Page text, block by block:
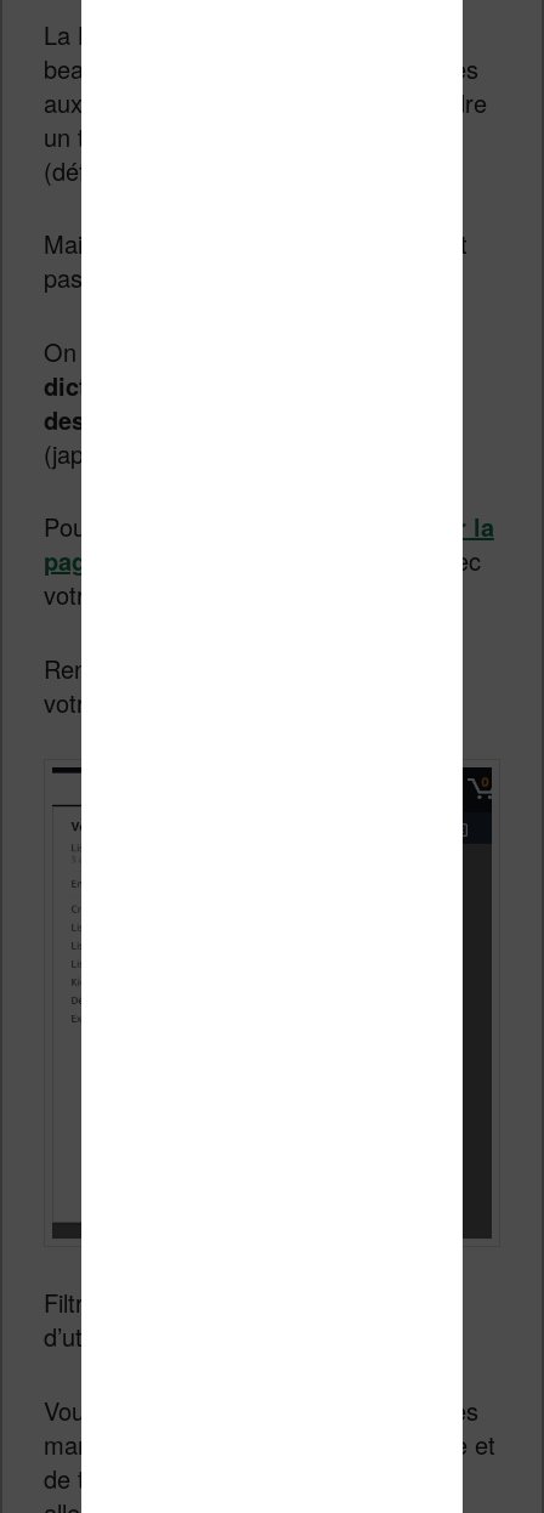
La Kindle est une liseuse qui propose
beaucoup de choses en matière d’accès
aux informations pour mieux comprendre
un texte en français et en anglais
(définition, traduction, Wikipedia).
Mais, on peut imaginer que cela ne soit
pas suffisant.
On peut donc
dictionnaires supplémentaires pour
des langues moins répandues
(japonais, tamoul, etc.).
Pour cela vous devez
vous rendre sur la
page amazon.fr
et vous connecter avec
votre compte client.
Rendez-vous dans la rubrique “Gérer
votre contenu et vos appareils”.
Filtrer sur “Dictionnaire et guides
d’utilisateur”.
Vous verrez la liste complète de tous les
manuels utilisateurs pour liseuse Kindle et
de tous les dictionnaires disponibles :